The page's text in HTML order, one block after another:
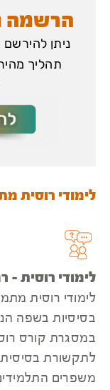
הרשמה
ניתן
תהליך
לימודי רוסית
לימודי רוסית -
לימודי רוסית
בסיסיות בשפה
במסגרת קורס
לתקשורת בסיסית
משפרים